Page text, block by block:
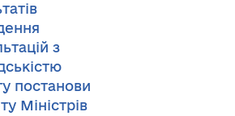
з
постанови
Міністрів